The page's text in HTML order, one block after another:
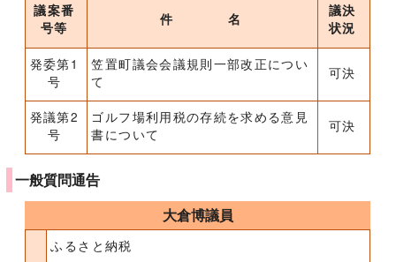
議案番
号等
件 名
議決
状況
発委第1
号
笠置町議会会議規則一部改正につい
て
可決
発議第2
号
ゴルフ場利用税の存続を求める意見
書について
可決
一般質問通告
大倉博議員
ふるさと納税